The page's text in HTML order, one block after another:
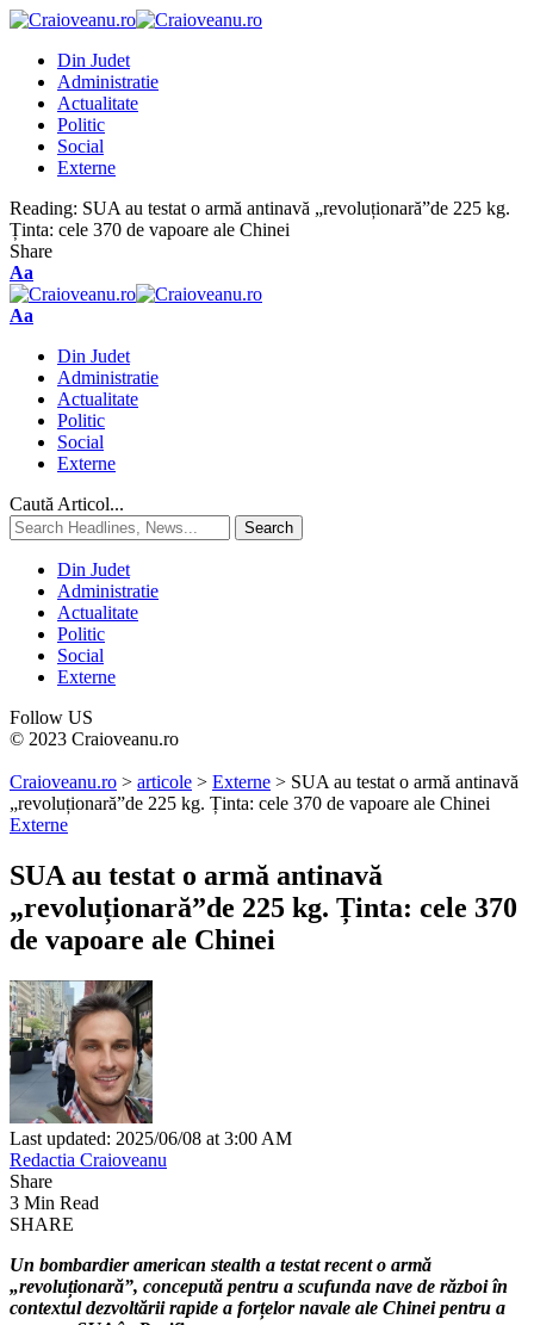
Din Judet
Administratie
Actualitate
Politic
Social
Externe
Reading: SUA au testat o armă antinavă „revoluționară”de 225 kg.
Ținta: cele 370 de vapoare ale Chinei
Share
Aa
Aa
Din Judet
Administratie
Actualitate
Politic
Social
Externe
Caută Articol...
Din Judet
Administratie
Actualitate
Politic
Social
Externe
Follow US
© 2023 Craioveanu.ro
Craioveanu.ro > articole > Externe > SUA au testat o armă antinavă
„revoluționară”de 225 kg. Ținta: cele 370 de vapoare ale Chinei
Externe
SUA au testat o armă antinavă
„revoluționară”de 225 kg. Ținta: cele 370
de vapoare ale Chinei
Last updated: 2025/06/08 at 3:00 AM
Redactia Craioveanu
Share
3 Min Read
SHARE
Un bombardier american stealth a testat recent o armă
„revoluționară”, concepută pentru a scufunda nave de război în
contextul dezvoltării rapide a forțelor navale ale Chinei pentru a